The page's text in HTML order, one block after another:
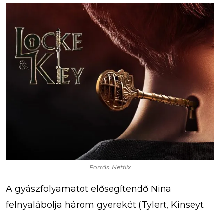
Forrás: Netflix
A gyászfolyamatot elősegítendő Nina
felnyalábolja három gyerekét (Tylert, Kinseyt